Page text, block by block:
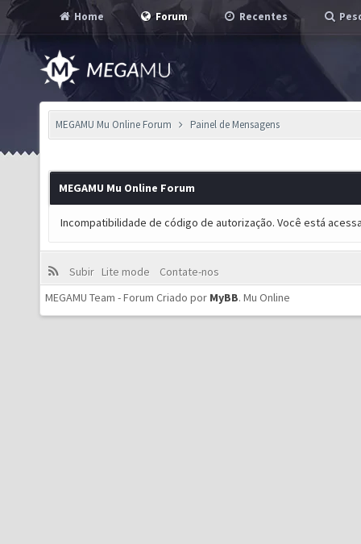
Home Forum Recentes
MEGAMU Mu Online Forum Painel de Mensagens
MEGAMU Mu Online Forum
Incompatibilidade de código de autorização. Você está
Subir Lite mode
Contate-nos
MEGAMU Team - Forum Criado por MyBB. Mu Online